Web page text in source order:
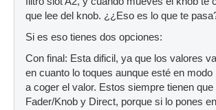
que lee del knob. ¿¿Eso es lo que te
Si es eso tienes dos opciones:
Con final: Esta dificil, ya que los valores
en cuanto lo toques aunque esté en modo
a coger el valor. Estos siempre tienen
Fader/Knob y Direct, porque si lo pones